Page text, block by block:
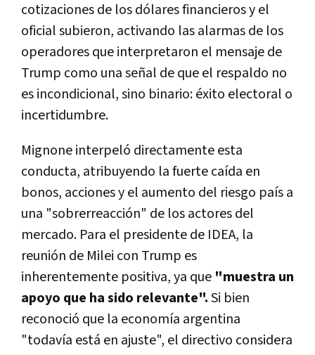
cotizaciones de los dólares financieros y el
oficial subieron, activando las alarmas de los
operadores que interpretaron el mensaje de
Trump como una señal de que el respaldo no
es incondicional, sino binario: éxito electoral o
incertidumbre.
Mignone interpeló directamente esta
conducta, atribuyendo la fuerte caída en
bonos, acciones y el aumento del riesgo país a
una "sobrerreacción" de los actores del
mercado. Para el presidente de IDEA, la
reunión de Milei con Trump es
inherentemente positiva, ya que "muestra un
apoyo que ha sido relevante".Si bien
reconoció que la economía argentina
"todavía está en ajuste", el directivo considera